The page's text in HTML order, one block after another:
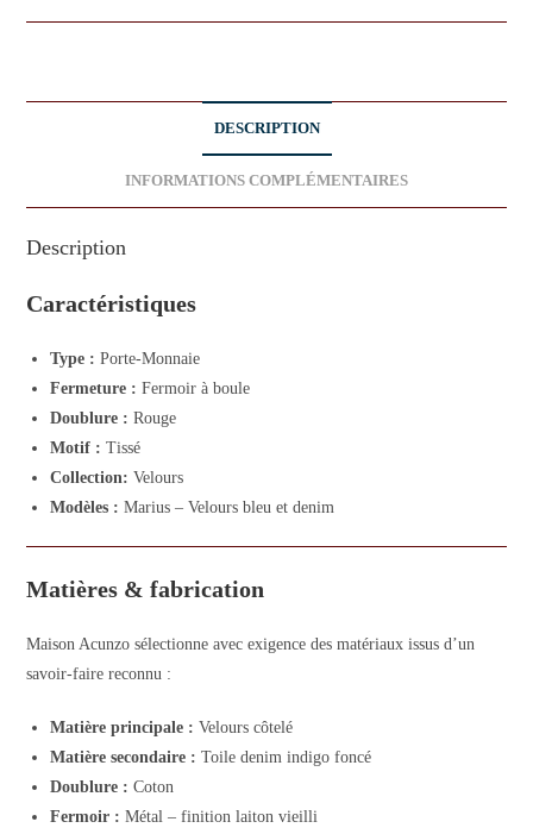
DESCRIPTION
INFORMATIONS COMPLÉMENTAIRES
Description
Caractéristiques
Type : Porte-Monnaie
Fermeture : Fermoir à boule
Doublure : Rouge
Motif : Tissé
Collection: Velours
Modèles : Marius – Velours bleu et denim
Matières & fabrication
Maison Acunzo sélectionne avec exigence des matériaux issus d’un
savoir-faire reconnu :
Matière principale :Velours côtelé
Matière secondaire :Toile denim indigo foncé
Doublure : Coton
Fermoir : Métal – finition laiton vieilli